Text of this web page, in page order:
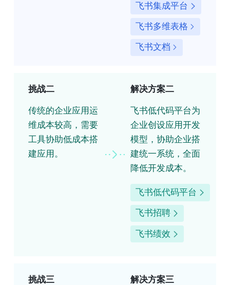
飞书集成平台
飞书多维表格
飞书文档
挑战二
传统的企业应用运
维成本较高，需要
工具协助低成本搭
建应用。
解决方案二
飞书低代码平台为
企业创设应用开发
模型，协助企业搭
建统一系统，全面
降低开发成本。
飞书低代码平台
飞书招聘
飞书绩效
挑战三 解决方案三